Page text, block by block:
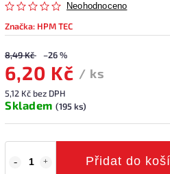
Neohodnoceno
Značka: HPM TEC
8,49 Kč –26 %
6,20 Kč / ks
5,12 Kč bez DPH
Skladem (195 ks)
Přidat do